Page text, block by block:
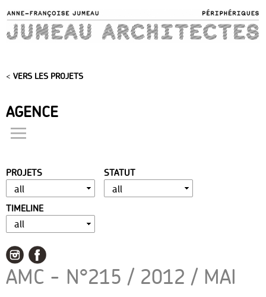
main
content
< VERS LES PROJETS
AGENCE
présentation
distinctions
publications
portfolio
contact
PROJETS STATUT
TIMELINE
AMC - N°215 / 2012 / MAI